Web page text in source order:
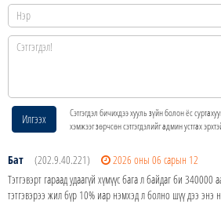
Илгээх
Сэтгэгдэл бичихдээ хууль зүйн болон ёс
хэмжээг зөрчсөн сэтгэгдэлийг админ устгах
Бат (202.9.40.221)
2026 оны 06 сарын 12
Тэтгэвэрт гараад удаагүй хүмүүс бага л байдаг би 340000
тэтгэвэрээ жил бүр 10% иар нэмхэд л болно шүү дээ энэ